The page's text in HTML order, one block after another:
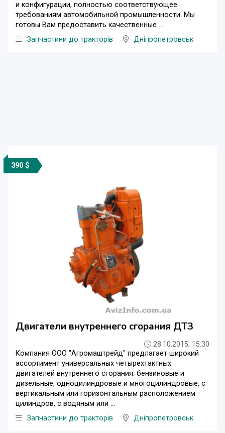
и конфигурации, полностью соответствующее
требованиям автомобильной промышленности. Мы
готовы Вам предоставить качественные ...
Запчастини до тракторів
Дніпропетровськ
390 $
Двигатели внутреннего сгорания ДТЗ
28.10.2015, 15:30
Компания ООО "Агромаштрейд" предлагает широкий
ассортимент универсальных четырехтактных
двигателей внутреннего сгорания: бензиновые и
дизельные, одноцилиндровые и многоцилиндровые, с
вертикальным или горизонтальным расположением
цилиндров, с водяным или ...
Запчастини до тракторів
Дніпропетровськ